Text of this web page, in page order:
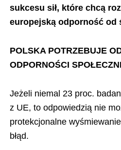
sukcesu sił, które chcą
europejską odporność od
POLSKA POTRZEBUJE
ODPORNOŚCI
Jeżeli niemal 23 proc.
z UE, to odpowiedzią nie
protekcjonalne
błąd.